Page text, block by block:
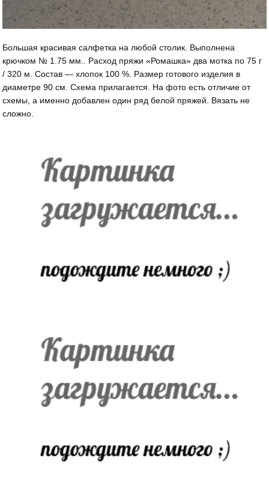
Большая красивая салфетка на любой столик. Выполнена
крючком № 1.75 мм.. Расход пряжи «Ромашка» два мотка по 75 г
/ 320 м. Состав — хлопок 100 %. Размер готового изделия в
диаметре 90 см. Схема прилагается. На фото есть отличие от
схемы, а именно добавлен один ряд белой пряжей. Вязать не
сложно.